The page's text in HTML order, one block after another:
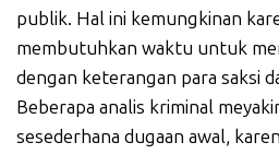
publik. Hal ini kemungkinan
membutuhkan waktu untuk
dengan keterangan para saksi
Beberapa analis kriminal
sesederhana dugaan awal,